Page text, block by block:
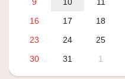
16
17 18
23
24 25
30
31 1